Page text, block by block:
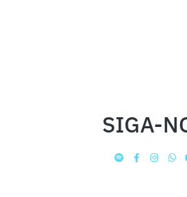
SIGA-